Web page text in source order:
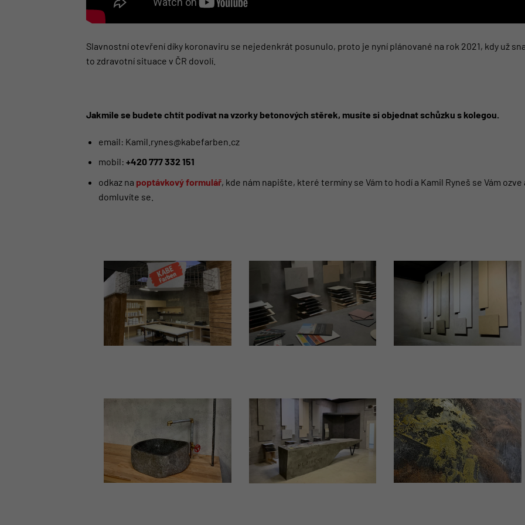
Slavnostní otevření díky koronaviru se nejedenkrát posunulo, proto je nyní plánované na rok 2021, kdy už
to zdravotní situace v ČR dovolí.
Jakmile se budete chtít podívat na vzorky betonových stěrek, musíte si objednat schůzku s kolegou.
email: Kamil.rynes@kabefarben.cz
mobil: +420 777 332 151
odkaz na poptávkový formulář, kde nám napište, které termíny se Vám to hodí a Kamil Ryneš se Vám ozve
domluvíte se.